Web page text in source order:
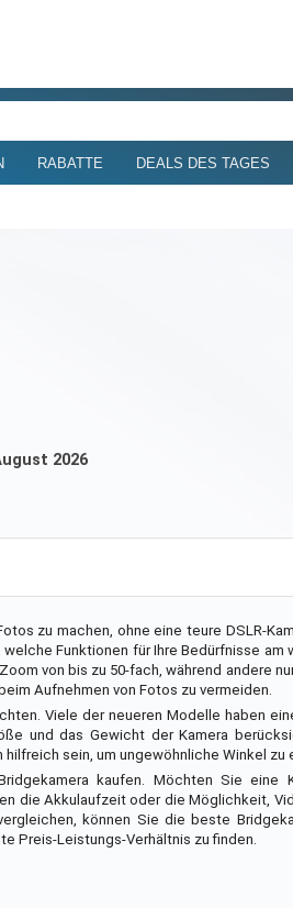
RABATTE DEALS DES TAGES
2026
zu machen, ohne eine teure DSLR-
Funktionen für Ihre Bedürfnisse
von bis zu 50-fach, während andere
Aufnehmen von Fotos zu vermeiden.
Viele der neueren Modelle haben
und das Gewicht der Kamera
sein, um ungewöhnliche Winkel zu
kaufen. Möchten Sie eine
die Akkulaufzeit oder die Möglichkeit,
können Sie die beste
Preis-Leistungs-Verhältnis zu finden.